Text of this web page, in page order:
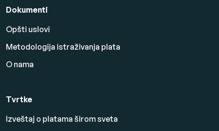
Dokumenti
Opšti uslovi
Metodologija istraživanja plata
O nama
Tvrtke
Izveštaj o platama širom sveta